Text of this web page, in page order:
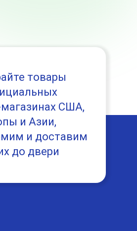
товары
магазинах США,
и Азии,
и доставим
до двери